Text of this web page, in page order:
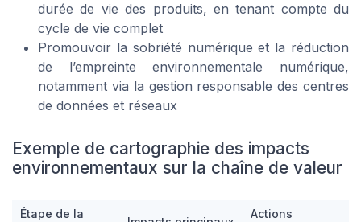
durée de vie des produits, en tenant compte du
cycle de vie complet
Promouvoir la sobriété numérique et la réduction
de l’empreinte environnementale numérique,
notamment via la gestion responsable des centres
de données et réseaux
Exemple de cartographie des impacts
environnementaux sur la chaîne de valeur
Étape de la
Actions